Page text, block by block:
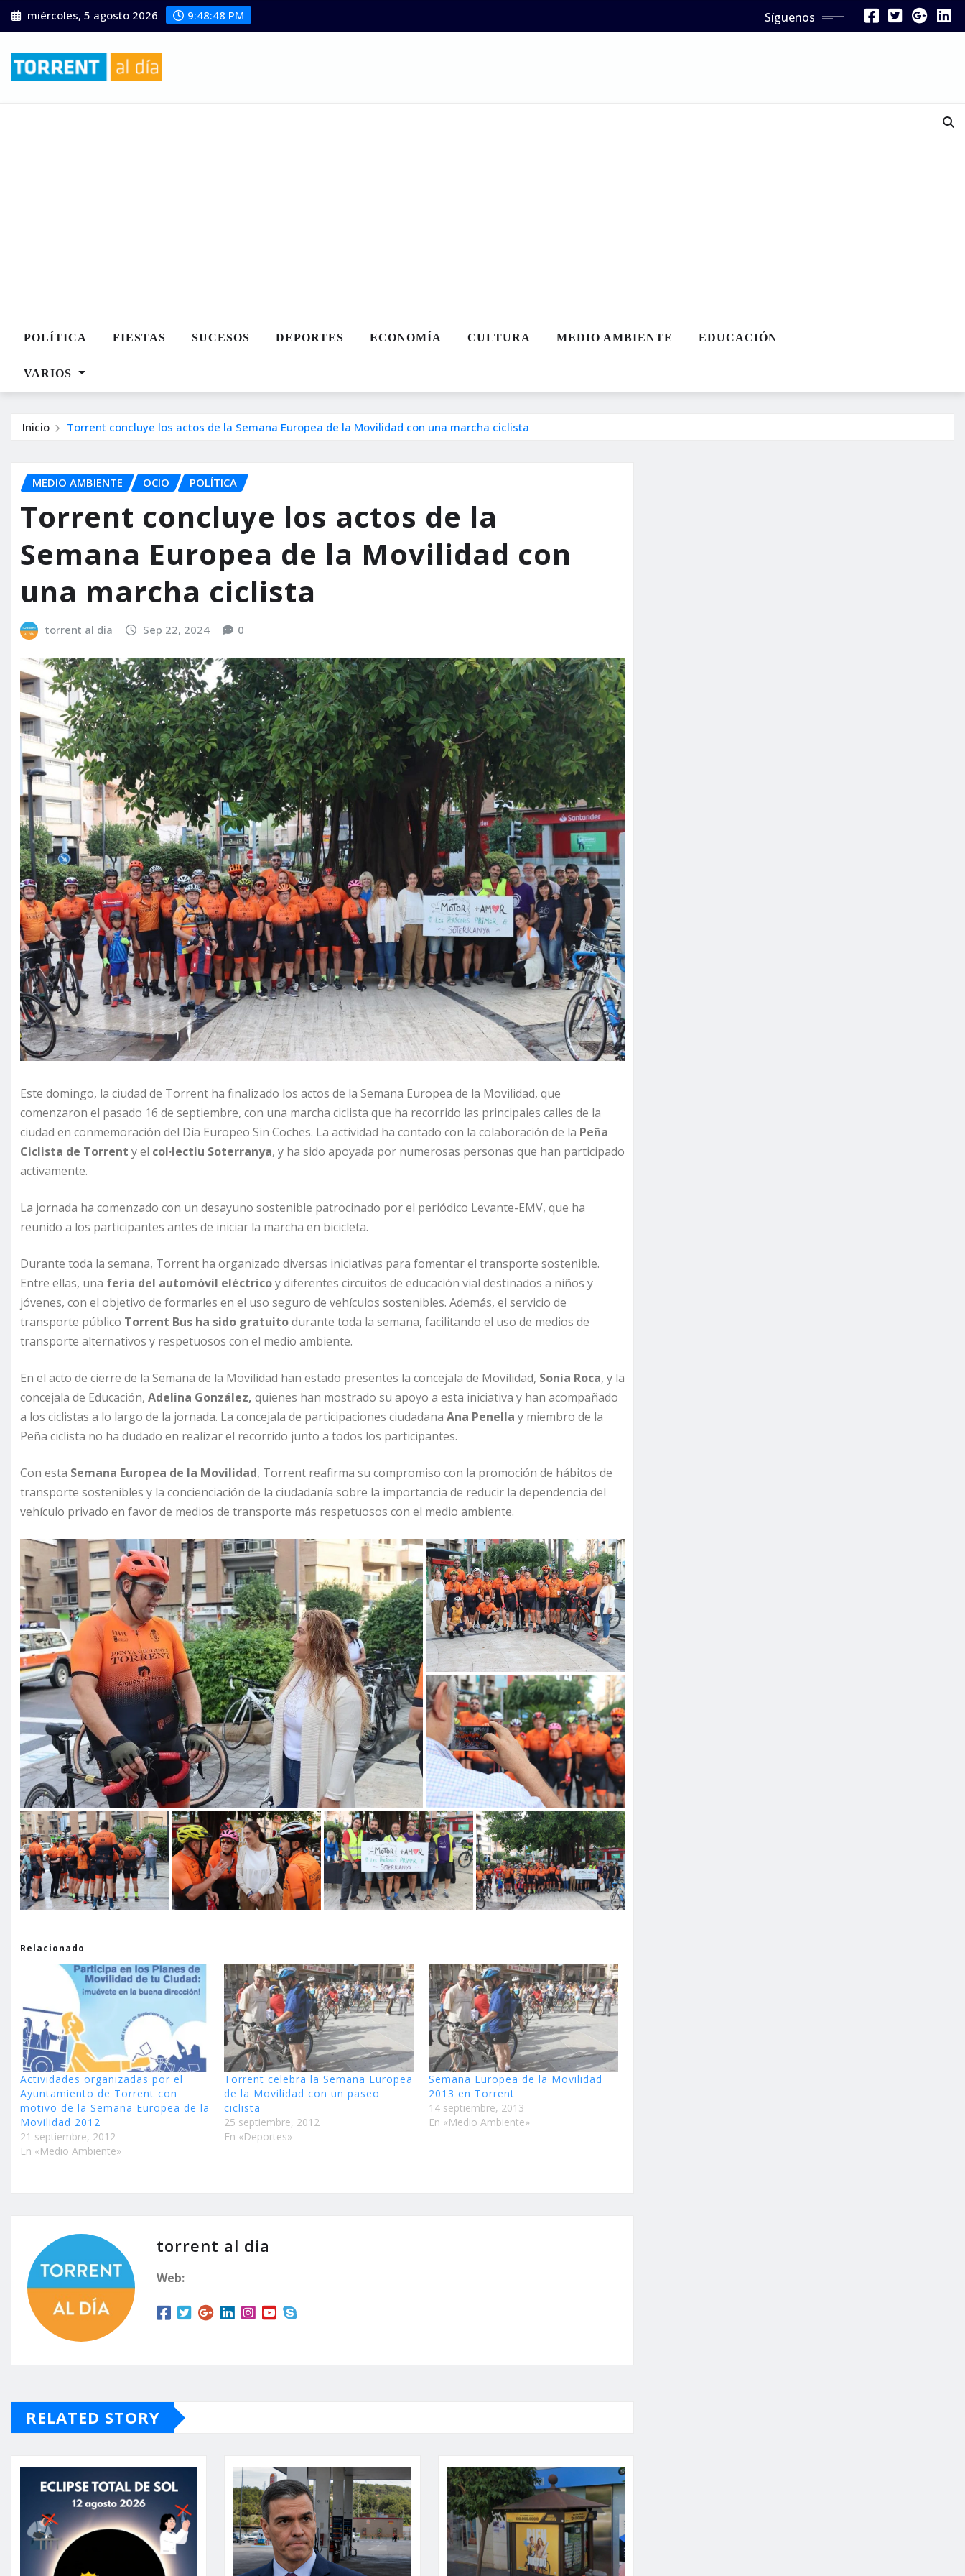
Saltar
al
miércoles, 5 agosto 2026 9:48:49 PM Síguenos
POLÍTICA FIESTAS SUCESOS DEPORTES ECONOMÍA CULTURA MEDIO AMBIENTE EDUCACIÓN
VARIOS
Inicio Torrent concluye los actos de la Semana Europea de la Movilidad con una marcha ciclista
MEDIO AMBIENTE OCIO POLÍTICA
Torrent concluye los actos de la
Semana Europea de la Movilidad con
una marcha ciclista
torrent al dia Sep 22, 2024 0
Este domingo, la ciudad de Torrent ha finalizado los actos de la Semana Europea de la Movilidad, que
comenzaron el pasado 16 de septiembre, con una marcha ciclista que ha recorrido las principales calles de la
ciudad en conmemoración del Día Europeo Sin Coches. La actividad ha contado con la colaboración de la Peña
Ciclista de Torrent y el col·lectiu Soterranya, y ha sido apoyada por numerosas personas que han participado
activamente.
La jornada ha comenzado con un desayuno sostenible patrocinado por el periódico Levante-EMV, que ha
reunido a los participantes antes de iniciar la marcha en bicicleta.
Durante toda la semana, Torrent ha organizado diversas iniciativas para fomentar el transporte sostenible.
Entre ellas, una feria del automóvil eléctricoy diferentes circuitos de educación vial destinados a niños y
jóvenes, con el objetivo de formarles en el uso seguro de vehículos sostenibles. Además, el servicio de
transporte público Torrent Bus ha sido gratuitodurante toda la semana, facilitando el uso de medios de
transporte alternativos y respetuosos con el medio ambiente.
En el acto de cierre de la Semana de la Movilidad han estado presentes la concejala de Movilidad, Sonia Roca, y la
concejala de Educación, Adelina González, quienes han mostrado su apoyo a esta iniciativa y han acompañado
a los ciclistas a lo largo de la jornada. La concejala de participaciones ciudadana Ana Penella y miembro de la
Peña ciclista no ha dudado en realizar el recorrido junto a todos los participantes.
Con esta Semana Europea de la Movilidad, Torrent reafirma su compromiso con la promoción de hábitos de
transporte sostenibles y la concienciación de la ciudadanía sobre la importancia de reducir la dependencia del
vehículo privado en favor de medios de transporte más respetuosos con el medio ambiente.
Relacionado
Actividades organizadas por el
Ayuntamiento de Torrent con
motivo de la Semana Europea de la
Movilidad 2012
21 septiembre, 2012
En «Medio Ambiente»
Torrent celebra la Semana Europea
de la Movilidad con un paseo
ciclista
25 septiembre, 2012
En «Deportes»
Semana Europea de la Movilidad
2013 en Torrent
14 septiembre, 2013
En «Medio Ambiente»
torrent al dia
Web:
RELATED STORY